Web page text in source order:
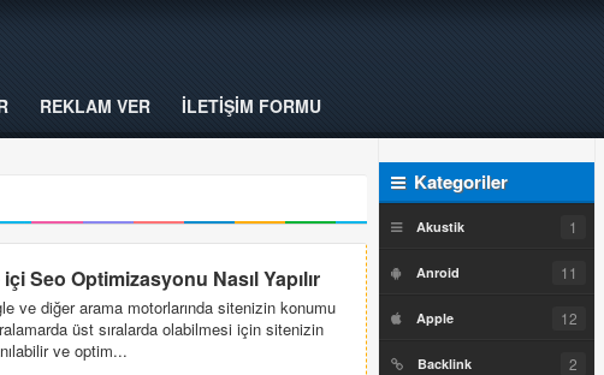
REKLAM VER İLETİŞİM FORMU
Seo Optimizasyonu Nasıl Yapılır
ve diğer arama motorlarında sitenizin konumu
üst sıralarda olabilmesi için sitenizin
ve optim...
Kategoriler
Akustik 1
Anroid 11
Apple 12
Backlink 2